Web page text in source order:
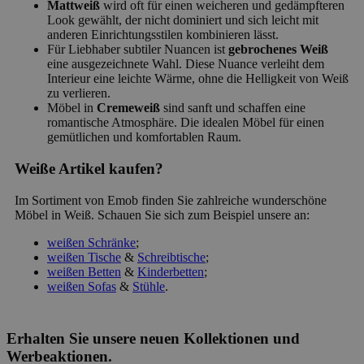
Mattweiß wird oft für einen weicheren und gedämpfteren
Look gewählt, der nicht dominiert und sich leicht mit
anderen Einrichtungsstilen kombinieren lässt.
Für Liebhaber subtiler Nuancen ist gebrochenes Weiß
eine ausgezeichnete Wahl. Diese Nuance verleiht dem
Interieur eine leichte Wärme, ohne die Helligkeit von Weiß
zu verlieren.
Möbel in Cremeweiß sind sanft und schaffen eine
romantische Atmosphäre. Die idealen Möbel für einen
gemütlichen und komfortablen Raum.
Weiße Artikel kaufen?
Im Sortiment von Emob finden Sie zahlreiche wunderschöne
Möbel in Weiß. Schauen Sie sich zum Beispiel unsere an:
weißen Schränke;
weißen Tische & Schreibtische;
weißen Betten & Kinderbetten;
weißen Sofas & Stühle.
Erhalten Sie unsere neuen Kollektionen und
Werbeaktionen.